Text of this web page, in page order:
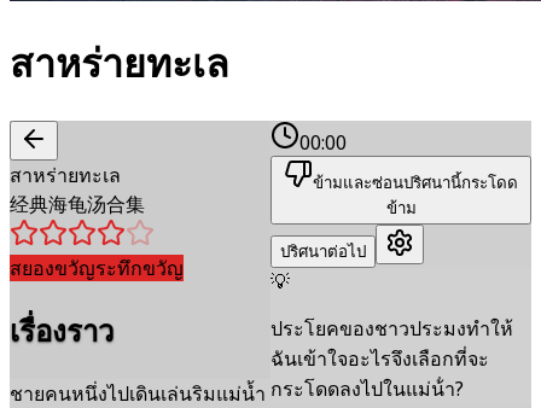
สาหร่ายทะเล
สาหร่ายทะเล
经典海龟汤合集
สยองขวัญระทึกขวัญ
เรื่องราว
ชายคนหนึ่งไปเดินเล่นริมแม่น้ำ
00:00
ข้ามและซ่อนปริศนานี้กระโดด
ข้าม
ปริศนาต่อไป
💡
ประโยคของชาวประมงทําให้
ฉันเข้าใจอะไรจึงเลือกที่จะ
กระโดดลงไปในแม่น้ํา?